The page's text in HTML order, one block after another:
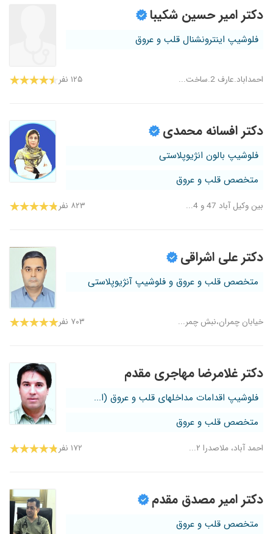
دکتر امیر حسین شکیبا
فلوشیپ اینترونشنال قلب و عروق
احمداباد.عارف 2.ساخت... ۱۲۵ نفر
دکتر افسانه محمدی
فلوشیپ بالون انژیوپلاستی
متخصص قلب و عروق
بین وکیل آباد 47 و 4... ۸۲۳ نفر
دکتر علی اشراقی
متخصص قلب و عروق و فلوشیپ آنژیوپلاستی
خیابان چمران،نبش چمر... ۷۰۳ نفر
دکتر غلامرضا مهاجری مقدم
فلوشیپ اقدامات مداخلهای قلب و عروق (ا...
متخصص قلب و عروق
احمد آباد، ملاصدرا ۲... ۱۷۲ نفر
دکتر امیر مصدق مقدم
متخصص قلب و عروق